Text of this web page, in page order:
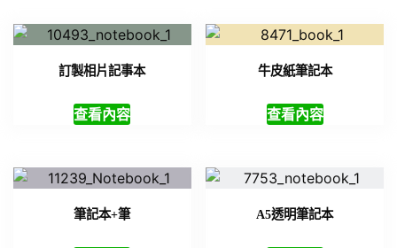
訂製相片記事本
查看內容
牛皮紙筆記本
查看內容
筆記本+筆 A5透明筆記本